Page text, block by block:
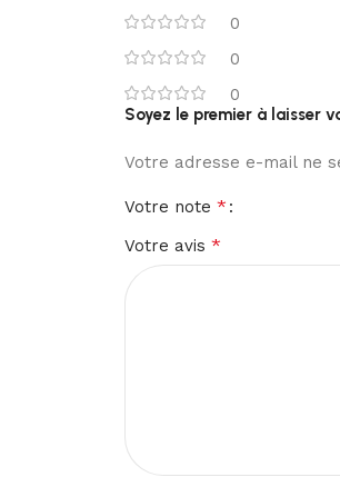
0
0
0
Votre adresse e-mail ne
Votre note *
Votre avis *